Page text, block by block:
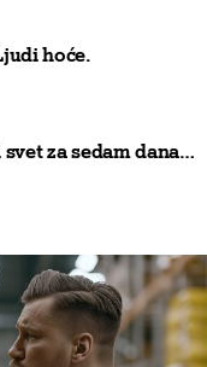
hoće.
za sedam dana…